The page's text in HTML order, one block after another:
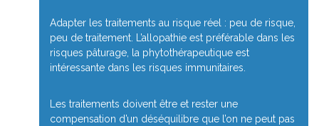
Adapter les traitements au risque réel : peu de risque,
peu de traitement. L’allopathie est préférable dans les
risques pâturage, la phytothérapeutique est
intéressante dans les risques immunitaires.
Les traitements doivent être et rester une
compensation d’un déséquilibre que l’on ne peut pas